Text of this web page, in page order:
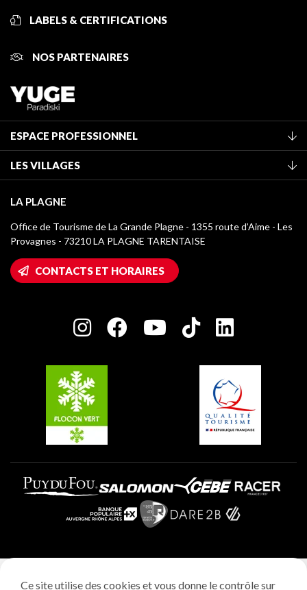
LABELS & CERTIFICATIONS
NOS PARTENAIRES
ESPACE PROFESSIONNEL
Classement des meublés
Taxe de séjour
Médiathèque
Logos La Plagne
Accès Wifi
Maison des Propriétaires
Charte des Acteurs Engagés
LES VILLAGES
Montchavin - Les Coches
Champagny-en-Vanoise
Plagne 1800
Plagne Villages
Plagne Aime 2000
LA PLAGNE
Office de Tourisme de La Grande Plagne - 1355 route d’Aime - Les
Provagnes - 73210 LA PLAGNE TARENTAISE
CONTACTS ET HORAIRES
Ce site utilise des cookies et vous donne le contrôle sur